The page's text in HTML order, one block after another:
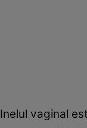
Inelul vaginal